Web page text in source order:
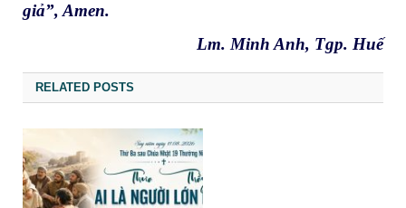
giả”, Amen.
Lm. Minh Anh, Tgp. Huế
RELATED POSTS